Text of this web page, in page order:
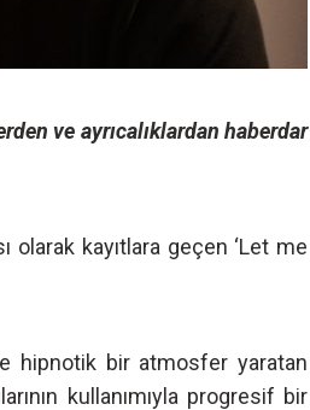
ve ayrıcalıklardan haberdar
olarak kayıtlara geçen ‘Let me
hipnotik bir atmosfer yaratan
kullanımıyla progresif bir